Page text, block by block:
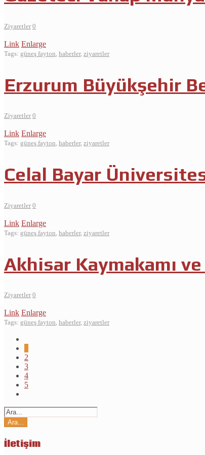
Ziyaretler 0
Link Enlarge
Tags: güneş fayton, haberler, ziyaretler
Erzurum Büyükşehir
Ziyaretler 0
Link Enlarge
Tags: güneş fayton, haberler, ziyaretler
Celal Bayar
Ziyaretler 0
Link Enlarge
Tags: güneş fayton haberler, ziyaretler
Akhisar Kaymakamı
Ziyaretler 0
Link Enlarge
Tags: güneş fayton, haberler, ziyaretler
2
3
4
5
İletişim